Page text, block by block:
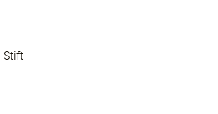
Stift